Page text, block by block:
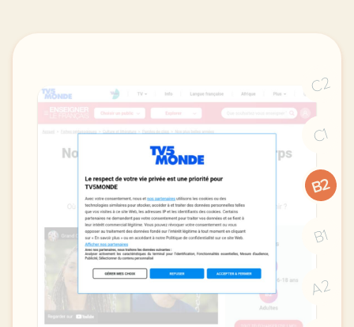
C2
C1
B2
B1
A2